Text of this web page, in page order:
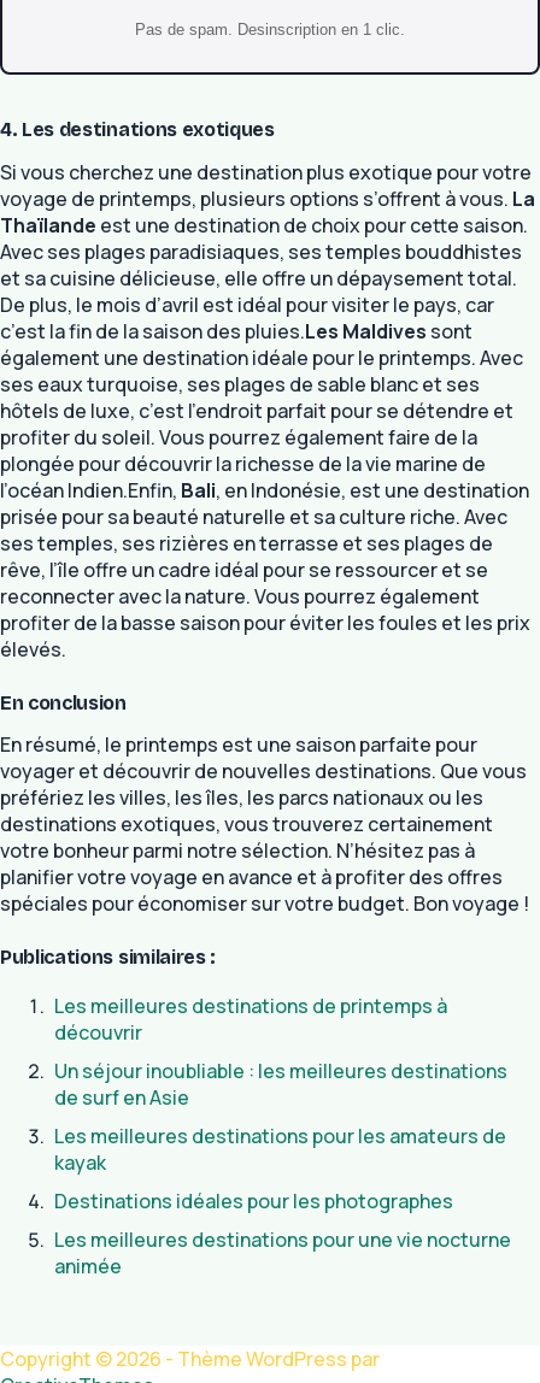
Pas de spam. Desinscription en 1 clic.
4. Les destinations exotiques
Si vous cherchez une destination plus exotique pour votre
voyage de printemps, plusieurs options s’offrent à vous. La
Thaïlande est une destination de choix pour cette saison.
Avec ses plages paradisiaques, ses temples bouddhistes
et sa cuisine délicieuse, elle offre un dépaysement total.
De plus, le mois d’avril est idéal pour visiter le pays, car
c’est la fin de la saison des pluies.Les Maldives sont
également une destination idéale pour le printemps. Avec
ses eaux turquoise, ses plages de sable blanc et ses
hôtels de luxe, c’est l’endroit parfait pour se détendre et
profiter du soleil. Vous pourrez également faire de la
plongée pour découvrir la richesse de la vie marine de
l’océan Indien.Enfin, Bali, en Indonésie, est une destination
prisée pour sa beauté naturelle et sa culture riche. Avec
ses temples, ses rizières en terrasse et ses plages de
rêve, l’île offre un cadre idéal pour se ressourcer et se
reconnecter avec la nature. Vous pourrez également
profiter de la basse saison pour éviter les foules et les prix
élevés.
En conclusion
En résumé, le printemps est une saison parfaite pour
voyager et découvrir de nouvelles destinations. Que vous
préfériez les villes, les îles, les parcs nationaux ou les
destinations exotiques, vous trouverez certainement
votre bonheur parmi notre sélection. N’hésitez pas à
planifier votre voyage en avance et à profiter des offres
spéciales pour économiser sur votre budget. Bon voyage !
Publications similaires :
Les meilleures destinations de printemps à
découvrir
Un séjour inoubliable : les meilleures destinations
de surf en Asie
Les meilleures destinations pour les amateurs de
kayak
Destinations idéales pour les photographes
Les meilleures destinations pour une vie nocturne
animée
Copyright © 2026 - Thème WordPress par